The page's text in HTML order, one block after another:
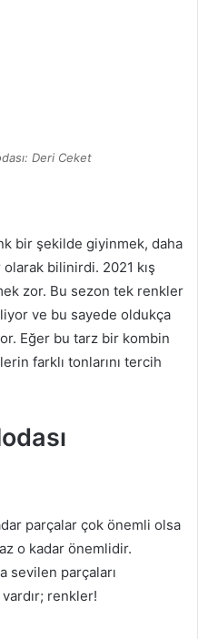
Deri Ceket
bir şekilde giyinmek, daha
bilinirdi. 2021 kış
zor. Bu sezon tek renkler
ve bu sayede oldukça
Eğer bu tarz bir kombin
farklı tonlarını tercih
parçalar çok önemli olsa
o kadar önemlidir.
sevilen parçaları
renkler!